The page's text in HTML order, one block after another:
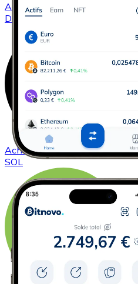
Acheter Dogecoinavec
DOGE
AcheterSolanaavec virement
SOL